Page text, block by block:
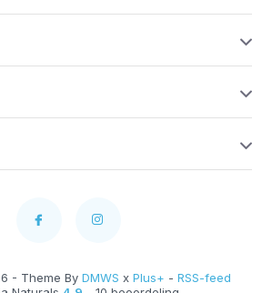
- Theme By DMWS x Plus+ - RSS-feed